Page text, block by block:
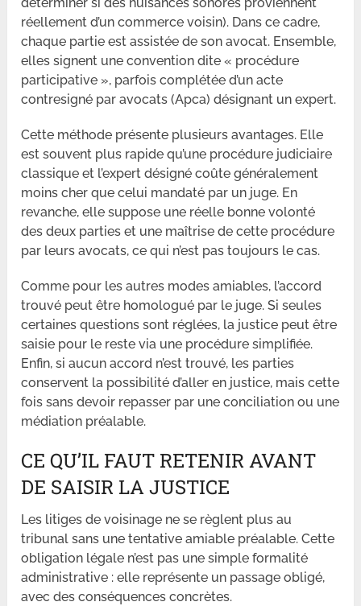
réellement d’un commerce voisin). Dans ce cadre,
chaque partie est assistée de son avocat. Ensemble,
elles signent une convention dite « procédure
participative », parfois complétée d’un acte
contresigné par avocats (Apca) désignant un expert.
Cette méthode présente plusieurs avantages. Elle
est souvent plus rapide qu’une procédure judiciaire
classique et l’expert désigné coûte généralement
moins cher que celui mandaté par un juge. En
revanche, elle suppose une réelle bonne volonté
des deux parties et une maîtrise de cette procédure
par leurs avocats, ce qui n’est pas toujours le cas.
Comme pour les autres modes amiables, l’accord
trouvé peut être homologué par le juge. Si seules
certaines questions sont réglées, la justice peut être
saisie pour le reste via une procédure simplifiée.
Enfin, si aucun accord n’est trouvé, les parties
conservent la possibilité d’aller en justice, mais cette
fois sans devoir repasser par une conciliation ou une
médiation préalable.
CE QU’IL FAUT RETENIR AVANT
DE SAISIR LA JUSTICE
Les litiges de voisinage ne se règlent plus au
tribunal sans une tentative amiable préalable. Cette
obligation légale n’est pas une simple formalité
administrative : elle représente un passage obligé,
avec des conséquences concrètes.